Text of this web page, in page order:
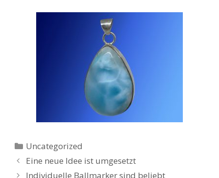
Kategorien
Uncategorized
Eine neue Idee ist umgesetzt
Individuelle Ballmarker sind beliebt